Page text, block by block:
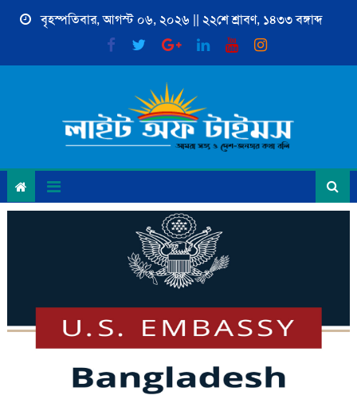
Skip
বৃহস্পতিবার, আগস্ট ০৬, ২০২৬ || ২২শে শ্রাবণ, ১৪৩৩ বঙ্গাব্দ